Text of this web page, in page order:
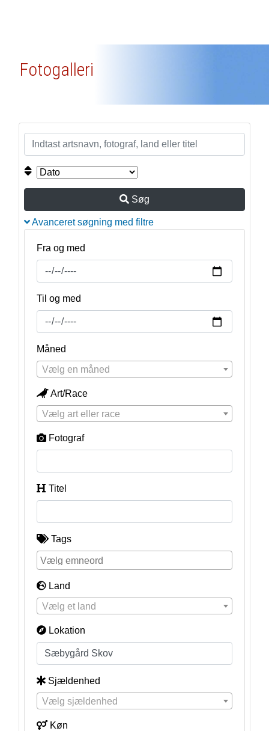
Fotogalleri
Søg
Avanceret søgning med filtre
Fra og med
Til og med
Måned
Vælg en måned
Art/Race
Vælg art eller race
Fotograf
Titel
Tags
Land
Vælg et land
Lokation
Sjældenhed
Vælg sjældenhed
Køn